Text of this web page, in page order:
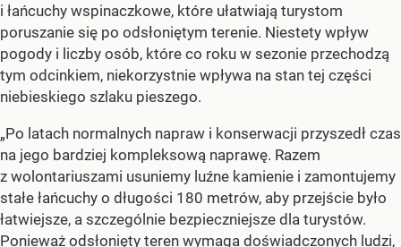
i łańcuchy wspinaczkowe, które ułatwiają turystom
poruszanie się po odsłoniętym terenie. Niestety wpływ
pogody i liczby osób, które co roku w sezonie przechodzą
tym odcinkiem, niekorzystnie wpływa na stan tej części
niebieskiego szlaku pieszego.
„Po latach normalnych napraw i konserwacji przyszedł czas
na jego bardziej kompleksową naprawę. Razem
z wolontariuszami usuniemy luźne kamienie i zamontujemy
stałe łańcuchy o długości 180 metrów, aby przejście było
łatwiejsze, a szczególnie bezpieczniejsze dla turystów.
Ponieważ odsłonięty teren wymaga doświadczonych ludzi,